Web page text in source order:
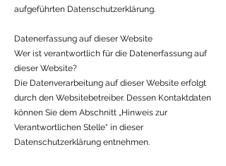
aufgeführten Datenschutzerklärung.
Datenerfassung auf dieser Website
Wer ist verantwortlich für die Datenerfassung auf
dieser Website?
Die Datenverarbeitung auf dieser Website erfolgt
durch den Websitebetreiber. Dessen Kontaktdaten
können Sie dem Abschnitt „Hinweis zur
Verantwortlichen Stelle“ in dieser
Datenschutzerklärung entnehmen.